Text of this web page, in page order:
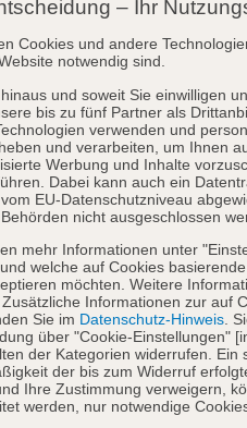
– Ihr
Cookies und andere
notwendig sind.
und soweit Sie einwilligen
bis zu fünf Partner als
verwenden und
und verarbeiten, um Ihnen
Werbung und Inhalte
Dabei kann auch ein
EU-Datenschutzniveau
nicht ausgeschlossen
mehr Informationen unter
welche auf Cookies
möchten. Weitere
. Zusätzliche Informationen zur auf
Sie im Datenschutz-Hinweis .
über "Cookie-Einstellungen"
der Kategorien widerrufen. Ein
der bis zum Widerruf
Ihre Zustimmung verweigern,
werden, nur notwendige